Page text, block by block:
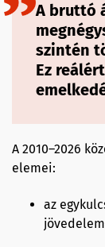
A bruttó
szintén
Ez
A 2010–2026
elemei:
az